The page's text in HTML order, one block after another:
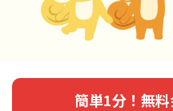
簡単1分！無